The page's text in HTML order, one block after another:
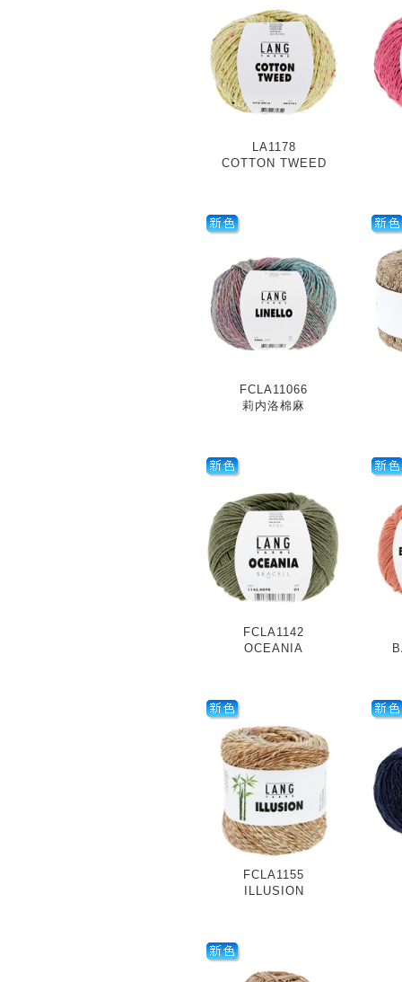
LA1178
COTTON TWEED
FCLA11066
莉内洛棉麻
FCLA1142
OCEANIA
FCLA1155
ILLUSION